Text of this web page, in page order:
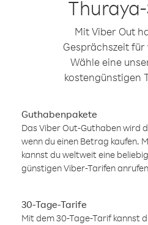
Mit Viber Out
Gesprächszeit
Wähle eine
kostengünstigen
Guthabenpakete
Das Viber Out-Guthaben wird
wenn du einen Betrag kaufen.
kannst du weltweit eine
günstigen Viber-Tarifen
30-Tage-Tarife
Mit dem 30-Tage-Tarif kannst